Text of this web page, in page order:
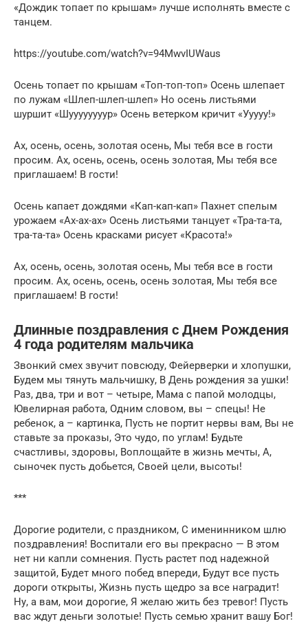
«Дождик топает по крышам» лучше исполнять вместе с
танцем.
https://youtube.com/watch?v=94MwvIUWaus
Осень топает по крышам «Топ-топ-топ» Осень шлепает
по лужам «Шлеп-шлеп-шлеп» Но осень листьями
шуршит «Шуууууууур» Осень ветерком кричит «Ууууу!»
Ах, осень, осень, золотая осень, Мы тебя все в гости
просим. Ах, осень, осень, осень золотая, Мы тебя все
приглашаем! В гости!
Осень капает дождями «Кап-кап-кап» Пахнет спелым
урожаем «Ах-ах-ах» Осень листьями танцует «Тра-та-та,
тра-та-та» Осень красками рисует «Красота!»
Ах, осень, осень, золотая осень, Мы тебя все в гости
просим. Ах, осень, осень, осень золотая, Мы тебя все
приглашаем! В гости!
Длинные поздравления с Днем Рождения
4 года родителям мальчика
Звонкий смех звучит повсюду, Фейерверки и хлопушки,
Будем мы тянуть мальчишку, В День рождения за ушки!
Раз, два, три и вот – четыре, Мама с папой молодцы,
Ювелирная работа, Одним словом, вы – спецы! Не
ребенок, а – картинка, Пусть не портит нервы вам, Вы не
ставьте за проказы, Это чудо, по углам! Будьте
счастливы, здоровы, Воплощайте в жизнь мечты, А,
сыночек пусть добьется, Своей цели, высоты!
***
Дорогие родители, с праздником, С именинником шлю
поздравления! Воспитали его вы прекрасно — В этом
нет ни капли сомнения. Пусть растет под надежной
защитой, Будет много побед впереди, Будут все пусть
дороги открыты, Жизнь пусть щедро за все наградит!
Ну, а вам, мои дорогие, Я желаю жить без тревог! Пусть
вас ждут деньги золотые! Пусть семью хранит вашу Бог!